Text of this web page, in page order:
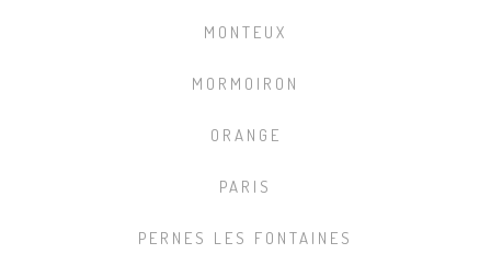
MONTEUX
MORMOIRON
ORANGE
PARIS
PERNES LES FONTAINES